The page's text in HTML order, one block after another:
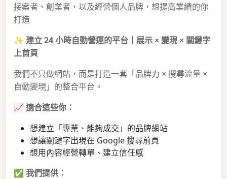
接案者、創業者，以及經營個人品牌，想提高業績的你
打造
✨ 建立 24 小時自動營運的平台｜展示 × 變現 × 關鍵字
上首頁
我們不只做網站，而是打造一套「品牌力 × 搜尋流量 ×
自動變現」的整合平台。
📈 適合這些你：
想建立「專業、能夠成交」的品牌網站
想讓關鍵字出現在 Google 搜尋前頁
想用內容經營轉單、建立信任感
✅ 我們提供：